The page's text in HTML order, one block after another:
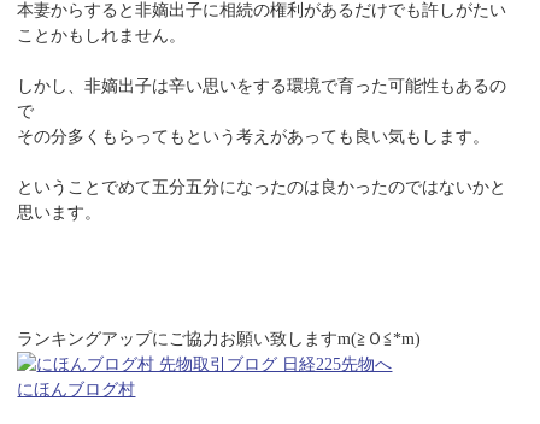
本妻からすると非嫡出子に相続の権利があるだけでも許しがたい
ことかもしれません。
しかし、非嫡出子は辛い思いをする環境で育った可能性もあるの
で
その分多くもらってもという考えがあっても良い気もします。
ということでめて五分五分になったのは良かったのではないかと
思います。
ランキングアップにご協力お願い致しますm(≧Ｏ≦*m)
にほんブログ村